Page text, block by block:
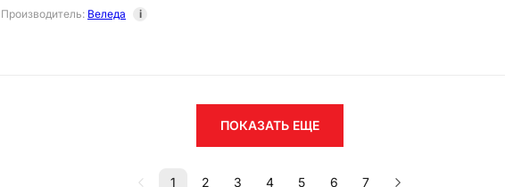
Производитель: Веледа i
ПОКАЗАТЬ ЕЩЕ
1 2 3 4 5 6 7